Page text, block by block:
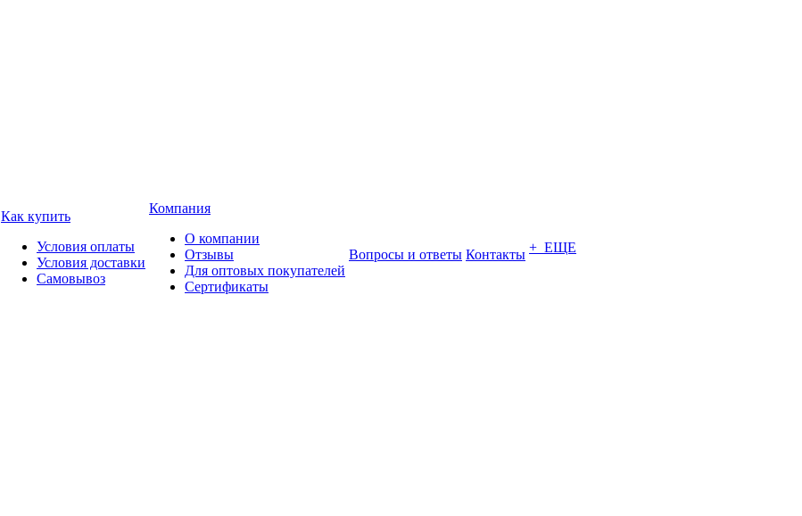
Как купить
Условия оплаты
Условия доставки
Самовывоз
Компания
О компании
Отзывы
Для оптовых покупателей
Сертификаты
Вопросы и ответы Контакты + ЕЩЕ